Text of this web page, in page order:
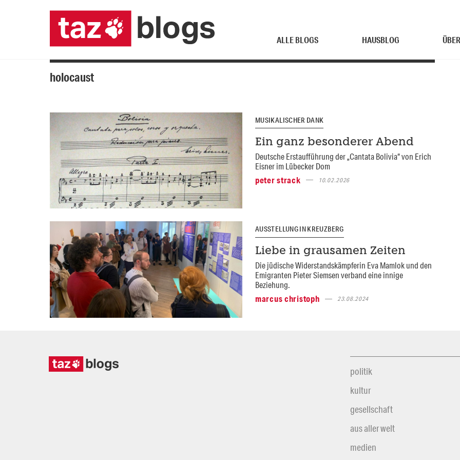
ALLE BLOGS HAUSBLOG
holocaust
MUSIKALISCHER DANK
Ein ganz besonderer Abend
Deutsche Erstaufführung der „Cantata Bolivia“ von Erich
Eisner im Lübecker Dom
peter strack
10.02.2026
AUSSTELLUNG IN KREUZBERG
Liebe in grausamen Zeiten
Die jüdische Widerstandskämpferin Eva Mamlok und den
Emigranten Pieter Siemsen verband eine innige
Beziehung.
marcus christoph
23.08.2024
politik
kultur
gesellschaft
aus aller welt
medien